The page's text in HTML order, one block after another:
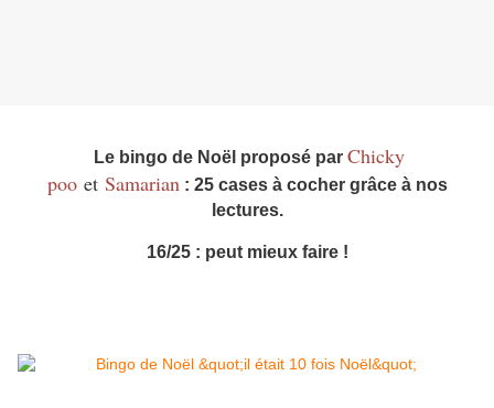
Le bingo de Noël proposé par Chicky
poo et Samarian : 25 cases à cocher grâce à nos
lectures.
16/25 : peut mieux faire !